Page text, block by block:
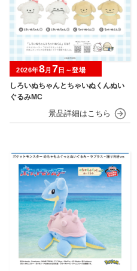
しろいぬちゃんとちゃいぬくんぬい
ぐるみMC
2026年8月 7日～登場